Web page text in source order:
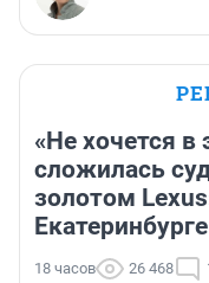
«Не хочется в
сложилась
золотом
Екатеринбурге
18 часов 26 468